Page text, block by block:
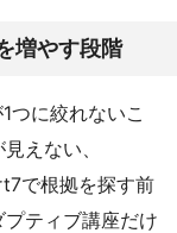
増やす段階
つに絞れないこ
えない、
で根拠を探す前
ティブ講座だけ